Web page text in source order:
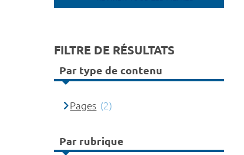
FILTRE DE RÉSULTATS
Par type de contenu
Pages (2)
Par rubrique